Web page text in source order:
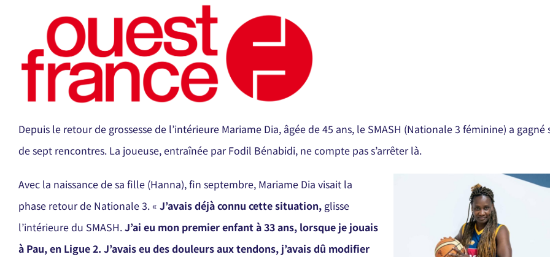
Depuis le retour de grossesse de l’intérieure Mariame Dia, âgée de 45 ans, le SMASH (Nationale 3 féminine) a gagné
de sept rencontres. La joueuse, entraînée par Fodil Bénabidi, ne compte pas s’arrêter là.
Avec la naissance de sa fille (Hanna), fin septembre, Mariame Dia visait la
phase retour de Nationale 3. « J’avais déjà connu cette situation, glisse
l’intérieure du SMASH.J’ai eu mon premier enfant à 33 ans, lorsque je jouais
à Pau, en Ligue 2. J’avais eu des douleurs aux tendons, j’avais dû modifier